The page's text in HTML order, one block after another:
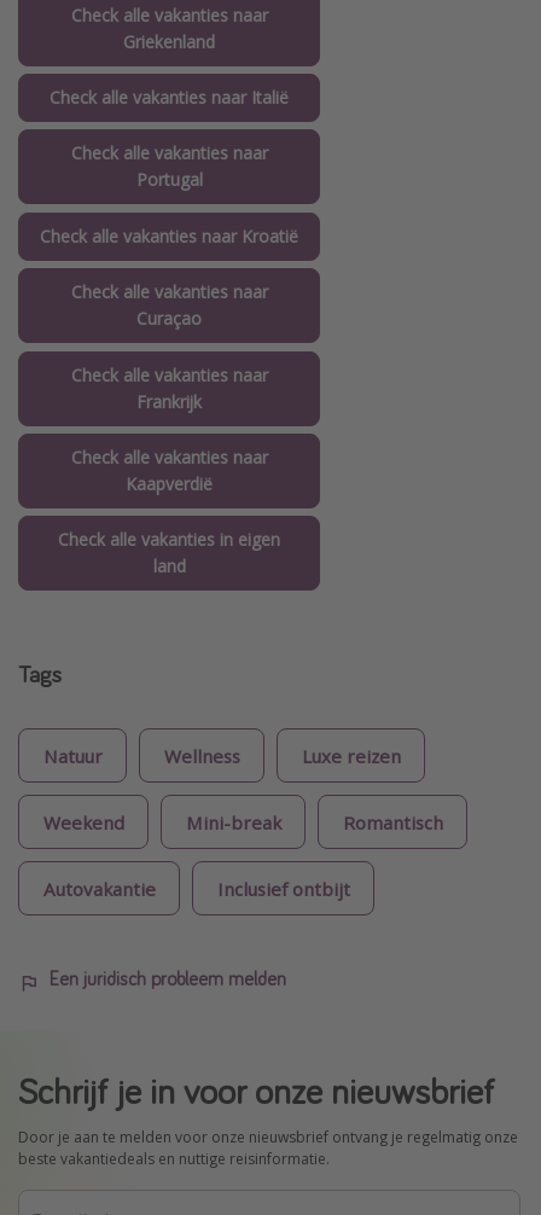
Check alle vakanties naar
Griekenland
Check alle vakanties naar Italië
Check alle vakanties naar
Portugal
Check alle vakanties naar Kroatië
Check alle vakanties naar
Curaçao
Check alle vakanties naar
Frankrijk
Check alle vakanties naar
Kaapverdië
Check alle vakanties in eigen
land
Tags
Natuur Wellness Luxe reizen
Weekend Mini-break Romantisch
Autovakantie Inclusief ontbijt
Een juridisch probleem melden
Schrijf je in voor onze nieuwsbrief
Door je aan te melden voor onze nieuwsbrief ontvang je regelmatig onze
beste vakantiedeals en nuttige reisinformatie.